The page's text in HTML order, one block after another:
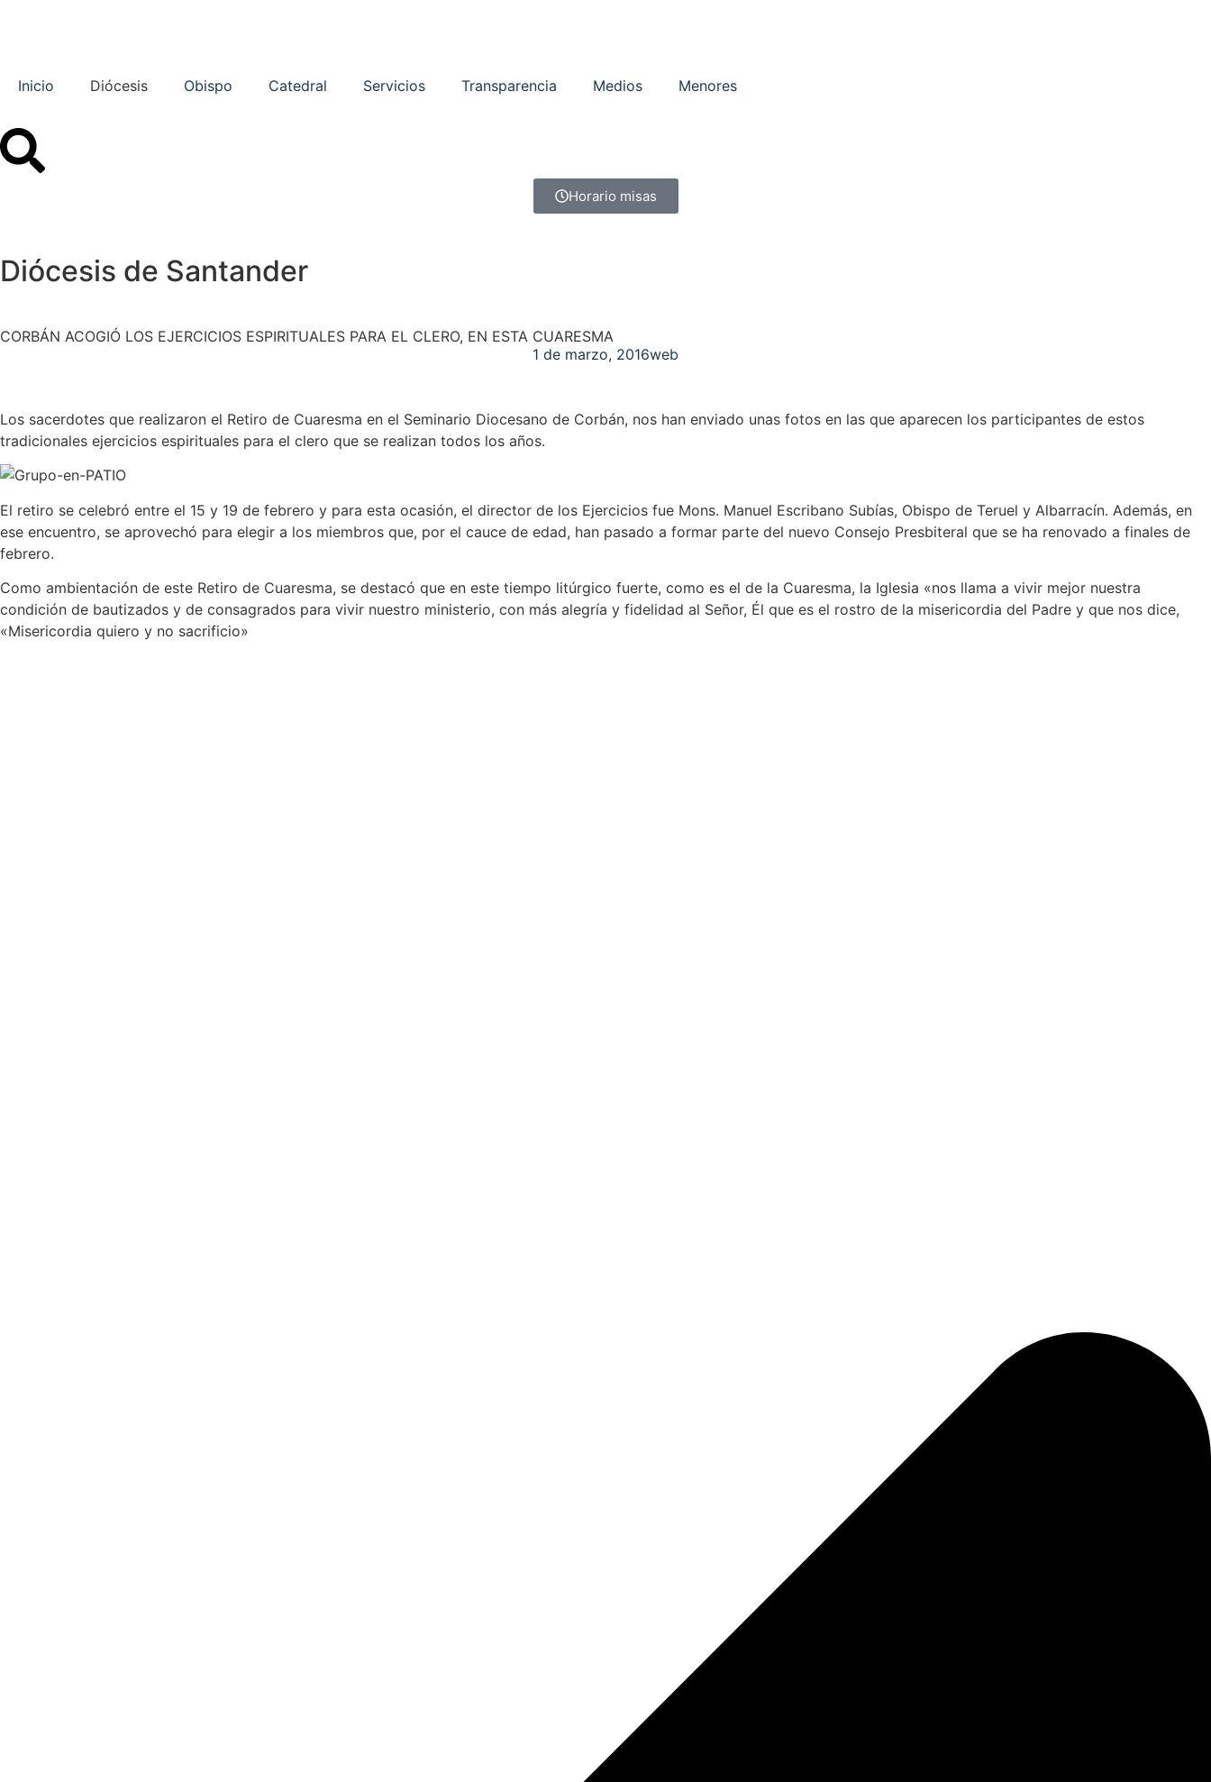
Inicio Diócesis Obispo Catedral Servicios Transparencia Medios Menores
Horario misas
Diócesis de Santander
CORBÁN ACOGIÓ LOS EJERCICIOS ESPIRITUALES PARA EL CLERO, EN ESTA CUARESMA
1 de marzo, 2016web
Los sacerdotes que realizaron el Retiro de Cuaresma en el Seminario Diocesano de Corbán, nos han enviado unas fotos en las que aparecen los participantes de estos
tradicionales ejercicios espirituales para el clero que se realizan todos los años.
El retiro se celebró entre el 15 y 19 de febrero y para esta ocasión, el director de los Ejercicios fue Mons. Manuel Escribano Subías, Obispo de Teruel y Albarracín. Además, en
ese encuentro, se aprovechó para elegir a los miembros que, por el cauce de edad, han pasado a formar parte del nuevo Consejo Presbiteral que se ha renovado a finales de
febrero.
Como ambientación de este Retiro de Cuaresma, se destacó que en este tiempo litúrgico fuerte, como es el de la Cuaresma, la Iglesia «nos llama a vivir mejor nuestra
condición de bautizados y de consagrados para vivir nuestro ministerio, con más alegría y fidelidad al Señor, Él que es el rostro de la misericordia del Padre y que nos dice,
«Misericordia quiero y no sacrificio»